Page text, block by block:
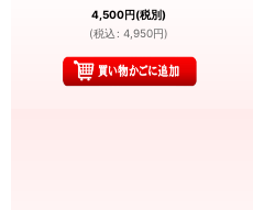
4,500円(税別)
(税込 : 4,950円)